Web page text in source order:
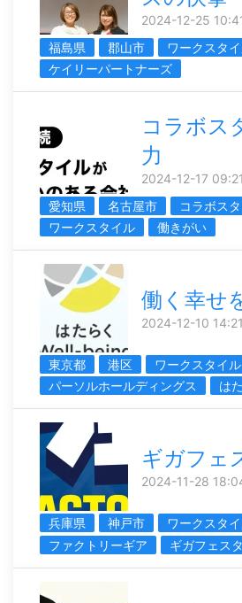
2024-12-25
福島県
郡山市 ワークスタ
ケイリーパートナーズ
コラボス
力
2024-12-17
愛知県
名古屋市
コラボス
ワークスタイル
働きがい
働く幸せ
2024-12-10
東京都 港区
ワークスタイル
パーソルホールディングス
は
ギガフェ
2024-11-28
兵庫県 神戸市
ワークスタ
ファクトリーギア
ギガフェスタ